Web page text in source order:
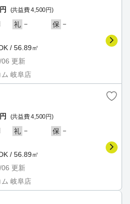
(共益費 4,500円)
礼 － 保 －
/ 56.89㎡
更新
岐阜店
(共益費 4,500円)
礼 － 保 －
/ 56.89㎡
更新
岐阜店